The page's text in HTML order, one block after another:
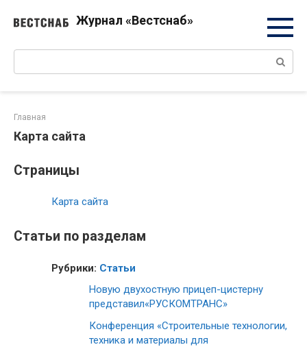
Журнал «Вестснаб»
Главная
Карта сайта
Страницы
Карта сайта
Статьи по разделам
Рубрики: Статьи
Новую двухостную прицеп-цистерну
представил«РУСКОМТРАНС»
Конференция «Строительные технологии,
техника и материалы для